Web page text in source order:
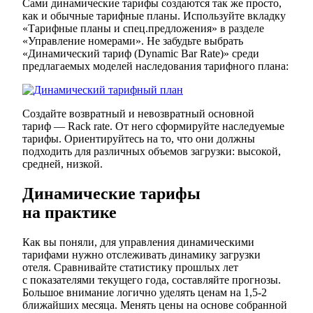
Сами динамические тарифы создаются так же просто,
как и обычные тарифные планы. Используйте вкладку
«Тарифные планы и спец.предложения» в разделе
«Управление номерами». Не забудьте выбрать
«Динамический тариф (Dynamic Bar Rate)» среди
предлагаемых моделей наследования тарифного плана:
Создайте возвратный и невозвратный основной
тариф — Rack rate. От него сформируйте наследуемые
тарифы. Ориентируйтесь на то, что они должны
подходить для различных объемов загрузки: высокой,
средней, низкой.
Динамические тарифы
на практике
Как вы поняли, для управления динамическими
тарифами нужно отслеживать динамику загрузки
отеля. Сравнивайте статистику прошлых лет
с показателями текущего года, составляйте прогнозы.
Большое внимание логично уделять ценам на 1,5-2
ближайших месяца. Менять цены на основе собранной